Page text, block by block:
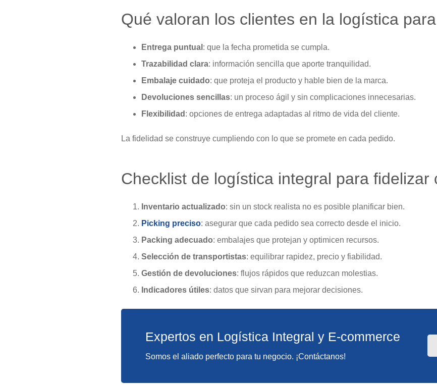
Qué valoran los clientes en la logística
Entrega puntual : que la fecha prometida se cumpla.
Trazabilidad clara: información sencilla que aporte tranquilidad.
Embalaje cuidado: que proteja el producto y hable bien de la marca.
Devoluciones sencillas: un proceso ágil y sin complicaciones innecesarias.
Flexibilidad : opciones de entrega adaptadas al ritmo de vida del cliente.
La fidelidad se construye cumpliendo con lo que se promete en cada pedido.
Checklist de logística integral para fidelizar
Inventario actualizado: sin un stock realista no es posible planificar bien.
Picking preciso: asegurar que cada pedido sea correcto desde el inicio.
Packing adecuado: embalajes que protejan y optimicen recursos.
Selección de transportistas: equilibrar rapidez, precio y fiabilidad.
Gestión de devoluciones: flujos rápidos que reduzcan molestias.
Indicadores útiles: datos que sirvan para mejorar decisiones.
Expertos en Logística Integral y E-commerce
Somos el aliado perfecto para tu negocio. ¡Contáctanos!